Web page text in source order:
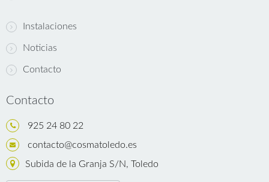
Instalaciones
Noticias
Contacto
Contacto
925 24 80 22
contacto@cosmatoledo.es
Subida de la Granja S/N, Toledo